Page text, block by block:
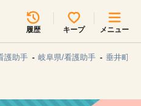
履歴 キープ メニュー
護助手 岐阜県/看護助手 垂井町/
ください
だきます。